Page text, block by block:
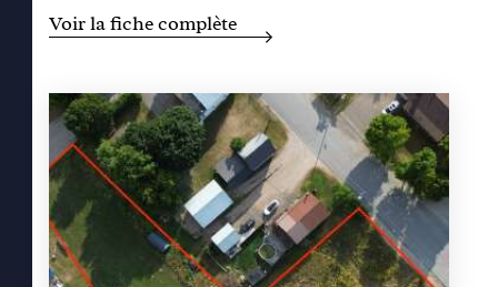
Voir la fiche complète